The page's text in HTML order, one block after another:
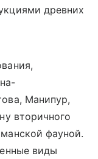
древних
Манипур,
вторичного
фауной.
виды